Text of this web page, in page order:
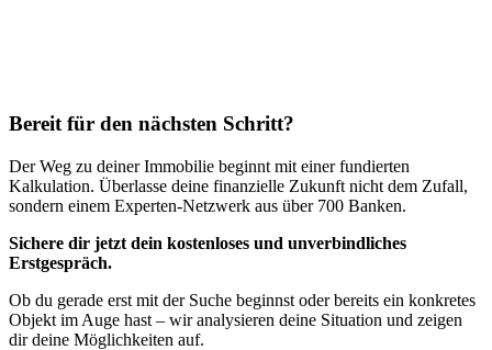
Bereit für den nächsten Schritt?
Der Weg zu deiner Immobilie beginnt mit einer fundierten
Kalkulation. Überlasse deine finanzielle Zukunft nicht dem Zufall,
sondern einem Experten-Netzwerk aus über 700 Banken.
Sichere dir jetzt dein kostenloses und unverbindliches
Erstgespräch.
Ob du gerade erst mit der Suche beginnst oder bereits ein konkretes
Objekt im Auge hast – wir analysieren deine Situation und zeigen
dir deine Möglichkeiten auf.